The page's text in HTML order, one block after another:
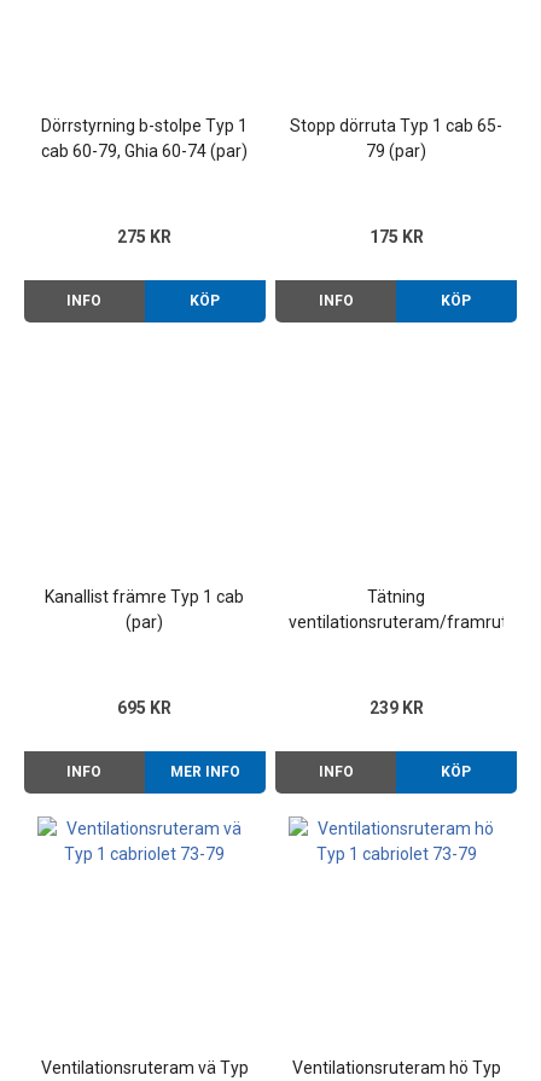
Dörrstyrning b-stolpe Typ 1
cab 60-79, Ghia 60-74 (par)
275 KR
INFO KÖP
Stopp dörruta Typ 1 cab 65-
79 (par)
175 KR
INFO KÖP
Kanallist främre Typ 1 cab
(par)
695 KR
INFO MER INFO
Tätning
ventilationsruteram/
239 KR
INFO KÖP
Ventilationsruteram vä Typ
Ventilationsruteram hö Typ